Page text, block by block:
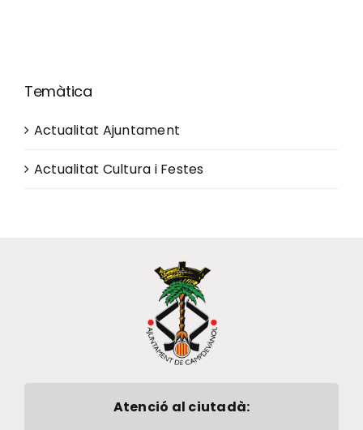
Temàtica
Actualitat Ajuntament
Actualitat Cultura i Festes
Atenció al ciutadà: